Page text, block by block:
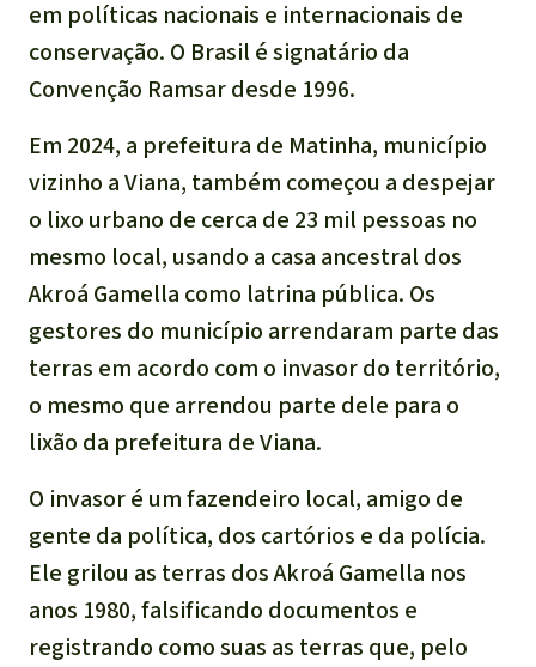
em políticas nacionais e internacionais de
conservação. O Brasil é signatário da
Convenção Ramsar desde 1996.
Em 2024, a prefeitura de Matinha, município
vizinho a Viana, também começou a despejar
o lixo urbano de cerca de 23 mil pessoas no
mesmo local, usando a casa ancestral dos
Akroá Gamella como latrina pública. Os
gestores do município arrendaram parte das
terras em acordo com o invasor do território,
o mesmo que arrendou parte dele para o
lixão da prefeitura de Viana.
O invasor é um fazendeiro local, amigo de
gente da política, dos cartórios e da polícia.
Ele grilou as terras dos Akroá Gamella nos
anos 1980, falsificando documentos e
registrando como suas as terras que, pelo